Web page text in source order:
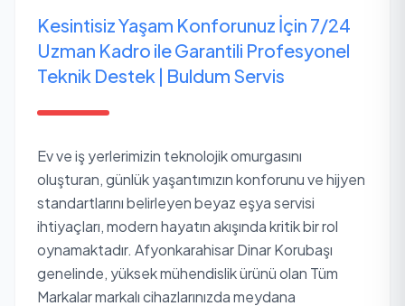
Kesintisiz Yaşam Konforunuz İçin 7/24
Uzman Kadro ile Garantili Profesyonel
Teknik Destek | Buldum Servis
Ev ve iş yerlerimizin teknolojik omurgasını
oluşturan, günlük yaşantımızın konforunu ve hijyen
standartlarını belirleyen beyaz eşya servisi
ihtiyaçları, modern hayatın akışında kritik bir rol
oynamaktadır. Afyonkarahisar Dinar Korubaşı
genelinde, yüksek mühendislik ürünü olan Tüm
Markalar markalı cihazlarınızda meydana